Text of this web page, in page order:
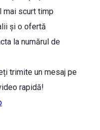
mai scurt timp
și o ofertă
la numărul de
trimite un mesaj pe
rapidă!